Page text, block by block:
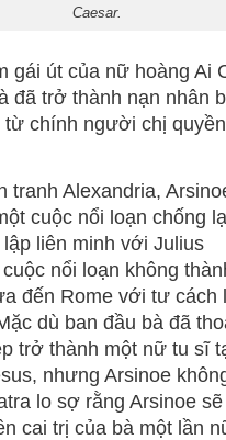
Caesar.
gái út của nữ hoàng Ai
đã trở thành nạn nhân
chính người chị
tranh Alexandria,
cuộc nổi loạn chống
liên minh với Julius
nổi loạn không
đến Rome với tư cách
dù ban đầu bà đã
trở thành một nữ tu sĩ
nhưng Arsinoe
lo sợ rằng Arsinoe
cai trị của bà một lần